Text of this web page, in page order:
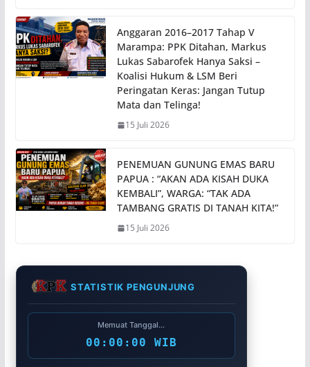
Anggaran 2016–2017 Tahap V
Marampa: PPK Ditahan, Markus
Lukas Sabarofek Hanya Saksi –
Koalisi Hukum & LSM Beri
Peringatan Keras: Jangan Tutup
Mata dan Telinga!
15 Juli 2026
PENEMUAN GUNUNG EMAS BARU
PAPUA : “AKAN ADA KISAH DUKA
KEMBALI”, WARGA: “TAK ADA
TAMBANG GRATIS DI TANAH KITA!”
15 Juli 2026
STATISTIK PENGUNJUNG
Memuat Tanggal...
00:00:00 WIB